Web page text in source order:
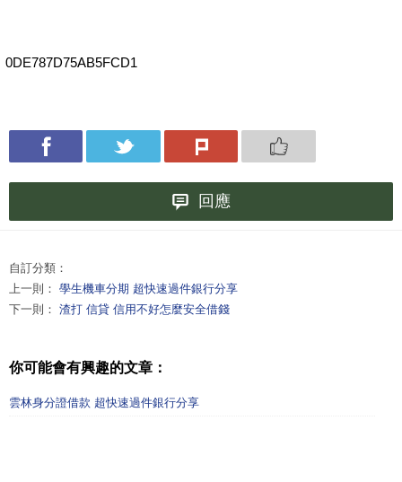
0DE787D75AB5FCD1
回應
自訂分類：
上一則： 學生機車分期 超快速過件銀行分享
下一則： 渣打 信貸 信用不好怎麼安全借錢
你可能會有興趣的文章：
雲林身分證借款 超快速過件銀行分享